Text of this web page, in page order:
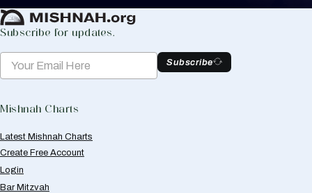
Subscribe for updates.
Subscribe
Mishnah Charts
Latest Mishnah Charts
Create Free Account
Login
Bar Mitzvah